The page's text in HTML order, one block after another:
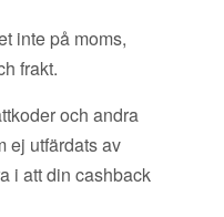
inte på moms,
frakt.
och andra
ej utfärdats av
i att din cashback